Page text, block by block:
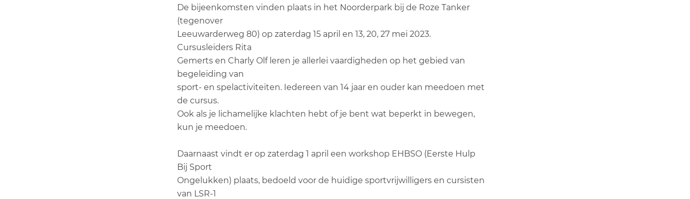
De bijeenkomsten vinden plaats in het Noorderpark bij de Roze Tanker
(tegenover
Leeuwarderweg 80) op zaterdag 15 april en 13, 20, 27 mei 2023.
Cursusleiders Rita
Gemerts en Charly Olf leren je allerlei vaardigheden op het gebied van
begeleiding van
sport- en spelactiviteiten. Iedereen van 14 jaar en ouder kan meedoen met
de cursus.
Ook als je lichamelijke klachten hebt of je bent wat beperkt in bewegen,
kun je meedoen.
Daarnaast vindt er op zaterdag 1 april een workshop EHBSO (Eerste Hulp
Bij Sport
Ongelukken) plaats, bedoeld voor de huidige sportvrijwilligers en cursisten
van LSR-1